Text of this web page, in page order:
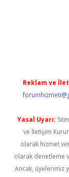
Reklam ve
Yasal Uyarı:
ve İletişim
olarak hizmet
olarak denetleme
Ancak, üyelerimiz